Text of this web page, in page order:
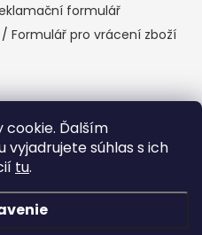
cookie. Ďalším
súhlas s ich
tu.
formulář
/ Formulář pro vrácení zboží
- 11:30